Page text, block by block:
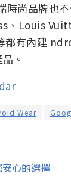
時尚品牌也不
、Louis
有內建
。
Wear
心的選擇